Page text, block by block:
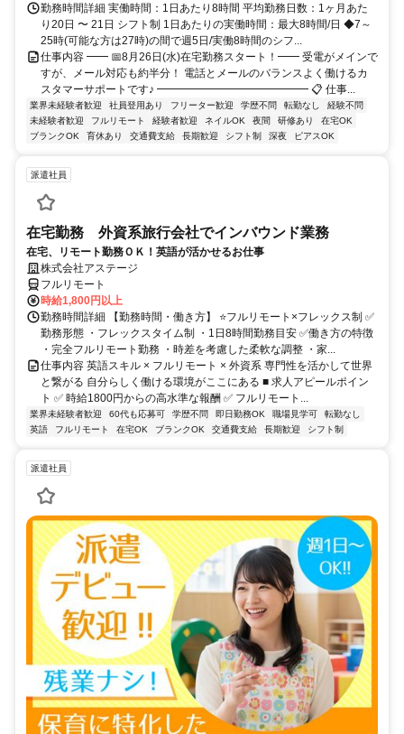
勤務時間詳細 実働時間：1日あたり8時間 平均勤務日数：1ヶ月あた
り20日 〜 21日 シフト制 1日あたりの実働時間：最大8時間/日 ◆7～
25時(可能な方は27時)の間で週5日/実働8時間のシフ...
仕事内容 ━━ 📅8月26日(水)在宅勤務スタート！━━ 受電がメインで
すが、メール対応も約半分！ 電話とメールのバランスよく働けるカ
スタマーサポートです♪ ━━━━━━━━━━━━━━ 📋 仕事...
業界未経験者歓迎 社員登用あり フリーター歓迎 学歴不問 転勤なし
経験不問
未経験者歓迎
フルリモート 経験者歓迎 ネイルOK 夜間 研修あり
在宅OK
ブランクOK
育休あり 交通費支給 長期歓迎 シフト制 深夜 ピアスOK
派遣社員
在宅勤務 外資系旅行会社でインバウンド業務
在宅、リモート勤務ＯＫ！英語が活かせるお仕事
株式会社アステージ
フルリモート
時給1,800円以上
勤務時間詳細 【勤務時間・働き方】 ⭐フルリモート×フレックス制 ✅
勤務形態 ・フレックスタイム制 ・1日8時間勤務目安 ✅働き方の特徴
・完全フルリモート勤務 ・時差を考慮した柔軟な調整 ・家...
仕事内容 英語スキル × フルリモート × 外資系 専門性を活かして世界
と繋がる 自分らしく働ける環境がここにある ■ 求人アピールポイン
ト ✅ 時給1800円からの高水準な報酬 ✅ フルリモート...
業界未経験者歓迎 60代も応募可 学歴不問 即日勤務OK 職場見学可
転勤なし
英語
フルリモート 在宅OK ブランクOK 交通費支給 長期歓迎 シフト制
派遣社員